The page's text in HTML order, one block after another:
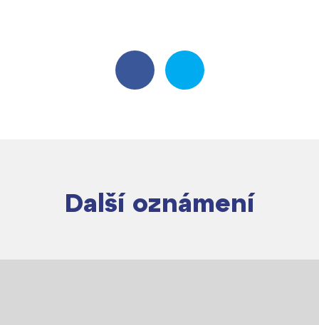
Další oznámení